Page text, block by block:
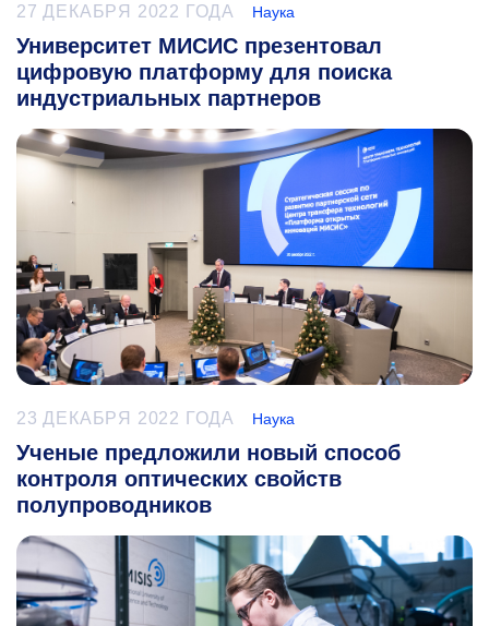
27 ДЕКАБРЯ 2022 ГОДА Наука
Университет МИСИС презентовал
цифровую платформу для поиска
индустриальных партнеров
23 ДЕКАБРЯ 2022 ГОДА Наука
Ученые предложили новый способ
контроля оптических свойств
полупроводников